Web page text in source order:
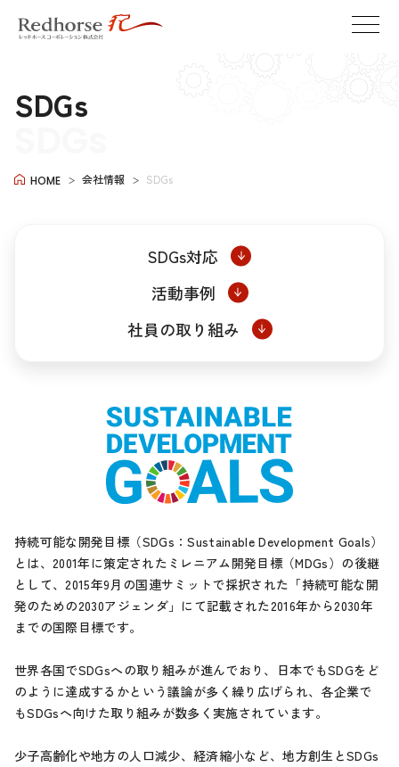
SDGs
HOME 会社情報 SDGs
SDGs対応
活動事例
社員の取り組み
持続可能な開発目標（SDGs：Sustainable Development Goals）
とは、2001年に策定されたミレニアム開発目標（MDGs）の後継
として、2015年9月の国連サミットで採択された「持続可能な開
発のための2030アジェンダ」にて記載された2016年から2030年
までの国際目標です。
世界各国でSDGsへの取り組みが進んでおり、日本でもSDGをど
のように達成するかという議論が多く繰り広げられ、各企業で
もSDGsへ向けた取り組みが数多く実施されています。
少子高齢化や地方の人口減少、経済縮⼩など、地方創生とSDGs